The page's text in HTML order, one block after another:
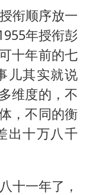
衔顺序放一
年授衔彭
十年前的七
儿其实就说
维度的，不
，不同的衡
出十万八千
十一年了，